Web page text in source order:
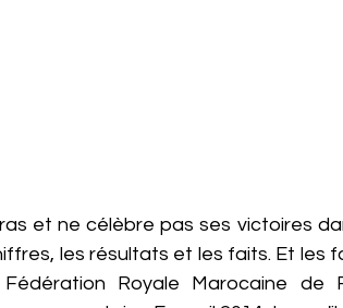
et ne célèbre pas ses victoires
les résultats et les faits. Et les
Royale Marocaine de